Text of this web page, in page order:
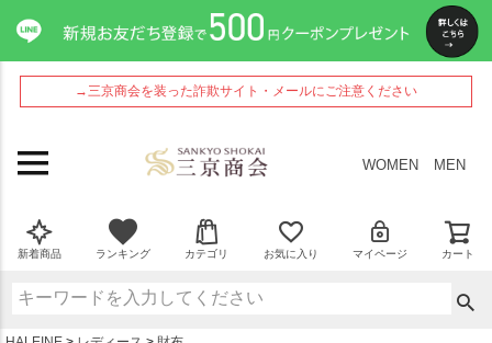
→三京商会を装った詐欺サイト・メールにご注意ください
WOMEN MEN
新着商品 ランキング カテゴリ お気に入り マイページ カート
ペー
ジト
ップ
へ